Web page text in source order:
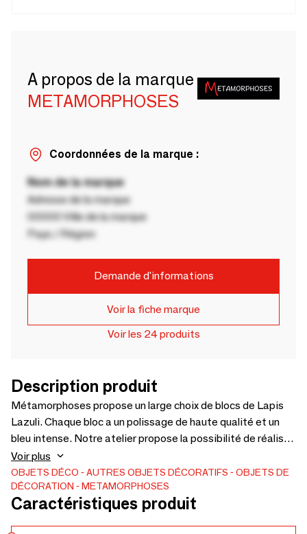
A propos de la marque
METAMORPHOSES
Coordonnées de la marque :
Nom de la marque
Adresse de la marque
00000 Ville de la marque
Pays / Région
Demande d'informations
Voir la fiche marque
Voir les 24 produits
Description produit
Métamorphoses propose un large choix de blocs de Lapis
Lazuli. Chaque bloc a un polissage de haute qualité et un
bleu intense. Notre atelier propose la possibilité de réaliser
un soclage pour une présentation sur mesure. Chaque pièce
est naturelle et entre dans un cadre décoratif de votre
intérieur. Pièces entre 0,5kg et 30kg.Prix de vente HT au
kg.
Voir plus
OBJETS DÉCO AUTRES OBJETS DÉCORATIFS
OBJETS DE
DÉCORATION
METAMORPHOSES
Caractéristiques produit